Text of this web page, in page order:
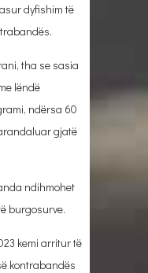
dyfishim të
tha se sasia
lëndë
ndërsa 60
gjatë
ndihmohet
burgosurve.
kemi arritur të
kontrabandës